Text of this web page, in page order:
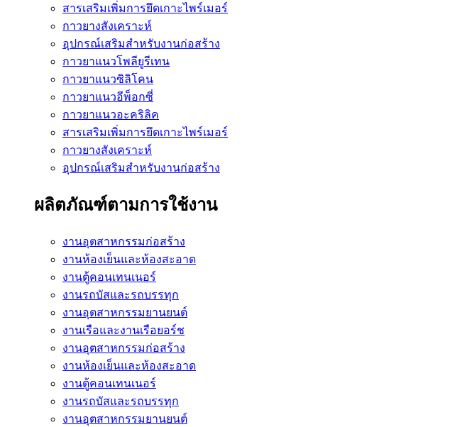
สารเสริมเพิ่มการยึดเกาะไพร์เมอร์
กาวยางสังเคราะห์
อุปกรณ์เสริมสำหรับงานก่อสร้าง
กาวยาแนวโพลียูรีเทน
กาวยาแนวซิลิโคน
กาวยาแนวอีพ็อกซี่
กาวยาแนวอะคริลิค
สารเสริมเพิ่มการยึดเกาะไพร์เมอร์
กาวยางสังเคราะห์
อุปกรณ์เสริมสำหรับงานก่อสร้าง
ผลิตภัณฑ์ตามการใช้งาน
งานอุตสาหกรรมก่อสร้าง
งานห้องเย็นและห้องสะอาด
งานตู้คอนเทนเนอร์
งานรถบัสและรถบรรทุก
งานอุตสาหกรรมยานยนต์
งานเรือและงานเรือยอร์ช
งานอุตสาหกรรมก่อสร้าง
งานห้องเย็นและห้องสะอาด
งานตู้คอนเทนเนอร์
งานรถบัสและรถบรรทุก
งานอุตสาหกรรมยานยนต์